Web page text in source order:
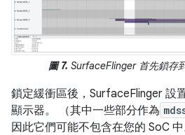
圖 7. SurfaceFlinger 首先鎖存
鎖定緩衝區後，SurfaceFlinger 設
顯示器。 （其中一些部分作為
因此它們可能不包含在您的 SoC 中